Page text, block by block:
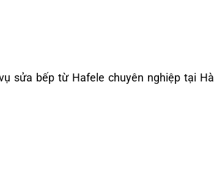
sửa bếp từ Hafele chuyên nghiệp tại Hà